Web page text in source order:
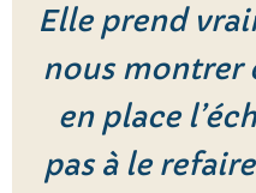
Elle prend
nous montrer
en place
pas à le